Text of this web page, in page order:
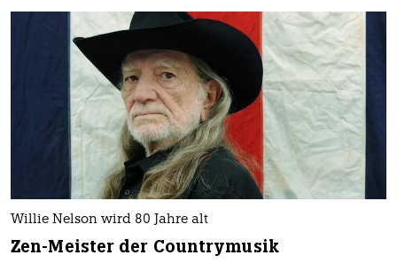
Willie Nelson wird 80 Jahre alt
Zen-Meister der Countrymusik